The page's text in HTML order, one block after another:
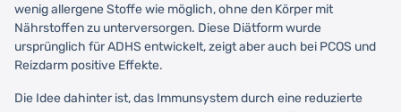
wenig allergene Stoffe wie möglich, ohne den Körper mit
Nährstoffen zu unterversorgen. Diese Diätform wurde
ursprünglich für ADHS entwickelt, zeigt aber auch bei PCOS und
Reizdarm positive Effekte.
Die Idee dahinter ist, das Immunsystem durch eine reduzierte